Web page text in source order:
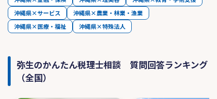
沖縄県×サービス
沖縄県×農業・林業・漁業
沖縄県×医療・福祉
沖縄県×特殊法人
弥生のかんたん税理士相談 質問回答ランキング
（全国）